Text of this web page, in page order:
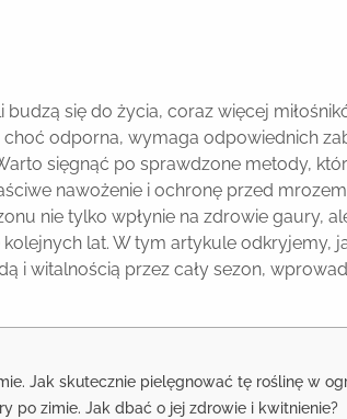
się do życia, coraz więcej
choć odporna, wymaga odpowiednich
sięgnąć po sprawdzone metody,
nawożenie i ochronę przed
nie tylko wpłynie na zdrowie gaury,
lat. W tym artykule odkryjemy,
i witalnością przez cały sezon,
Jak skutecznie pielęgnować tę roślinę w
po zimie. Jak dbać o jej zdrowie i kwitnienie?